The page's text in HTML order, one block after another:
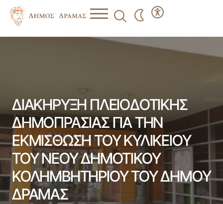
ΔΙΑΚΗΡΥΞΗ ΠΛΕΙΟΔΟΤΙΚΗΣ ΔΗΜΟΠΡΑΣΙΑΣ ΓΙΑ ΤΗΝ
ΕΚΜΙΣΘΩΣΗ TOY ΚΥΛΙΚΕΙΟΥ ΤΟΥ ΝΕΟΥ ΔΗΜΟΤΙΚΟΥ
ΔΙΑΚΗΡΥΞΗ ΠΛΕΙΟΔΟΤΙΚΗΣ
ΔΗΜΟΠΡΑΣΙΑΣ ΓΙΑ ΤΗΝ
ΕΚΜΙΣΘΩΣΗ TOY ΚΥΛΙΚΕΙΟΥ
ΤΟΥ ΝΕΟΥ ΔΗΜΟΤΙΚΟΥ
ΚΟΛΗΜΒΗΤΗΡΙΟΥ ΤΟΥ ΔΗΜΟΥ
ΔΡΑΜΑΣ